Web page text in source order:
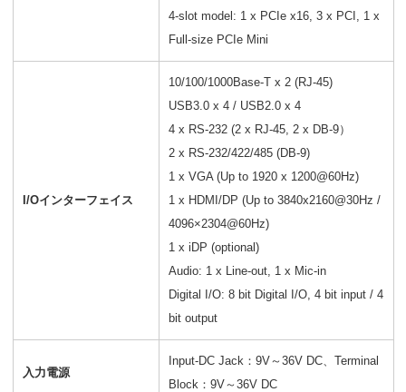
4-slot model: 1 x PCIe x16, 3 x PCI, 1 x
Full-size PCIe Mini
I/Oインターフェイス
10/100/1000Base-T x 2 (RJ-45)
USB3.0 x 4 / USB2.0 x 4
4 x RS-232 (2 x RJ-45, 2 x DB-9）
2 x RS-232/422/485 (DB-9)
1 x VGA (Up to 1920 x 1200@60Hz)
1 x HDMI/DP (Up to 3840x2160@30Hz /
4096×2304@60Hz)
1 x iDP (optional)
Audio: 1 x Line-out, 1 x Mic-in
Digital I/O: 8 bit Digital I/O, 4 bit input / 4
bit output
入力電源
Input-DC Jack：9V～36V DC、Terminal
Block：9V～36V DC